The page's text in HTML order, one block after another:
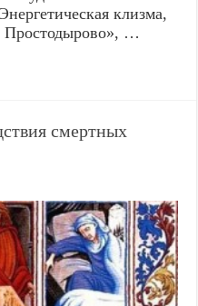
клизма,
…
смертных